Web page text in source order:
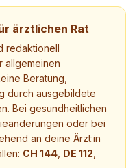
ärztlichen Rat
redaktionell
allgemeinen
Beratung,
durch ausgebildete
Bei gesundheitlichen
oder bei
an deine Ärzt:in
CH 144 DE 112